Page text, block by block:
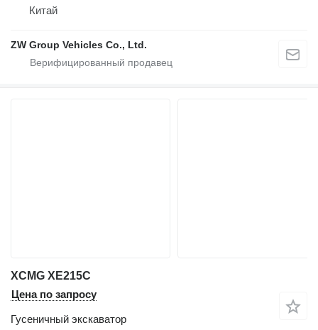
Китай
ZW Group Vehicles Co., Ltd.
XCMG XE215C
Цена по запросу
Гусеничный экскаватор